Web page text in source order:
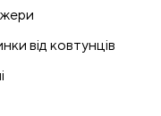
від ковтунців